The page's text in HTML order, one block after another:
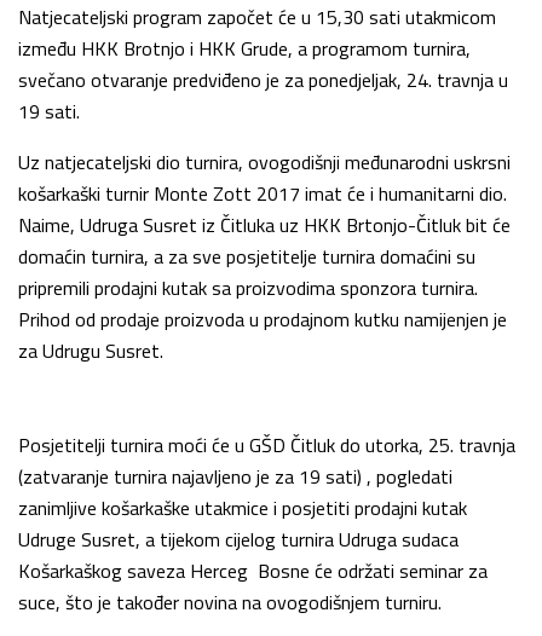
Natjecateljski program započet će u 15,30 sati utakmicom
između HKK Brotnjo i HKK Grude, a programom turnira,
svečano otvaranje predviđeno je za ponedjeljak, 24. travnja u
19 sati.
Uz natjecateljski dio turnira, ovogodišnji međunarodni uskrsni
košarkaški turnir Monte Zott 2017 imat će i humanitarni dio.
Naime, Udruga Susret iz Čitluka uz HKK Brtonjo-Čitluk bit će
domaćin turnira, a za sve posjetitelje turnira domaćini su
pripremili prodajni kutak sa proizvodima sponzora turnira.
Prihod od prodaje proizvoda u prodajnom kutku namijenjen je
za Udrugu Susret.
Posjetitelji turnira moći će u GŠD Čitluk do utorka, 25. travnja
(zatvaranje turnira najavljeno je za 19 sati) , pogledati
zanimljive košarkaške utakmice i posjetiti prodajni kutak
Udruge Susret, a tijekom cijelog turnira Udruga sudaca
Košarkaškog saveza Herceg Bosne će održati seminar za
suce, što je također novina na ovogodišnjem turniru.